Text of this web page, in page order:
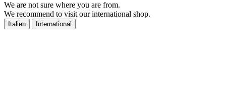
We are not sure where you are from.
We recommend to visit our international shop.
Italien International